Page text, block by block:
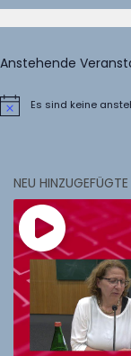
Anstehende
HinweisEs sind keine
NEU